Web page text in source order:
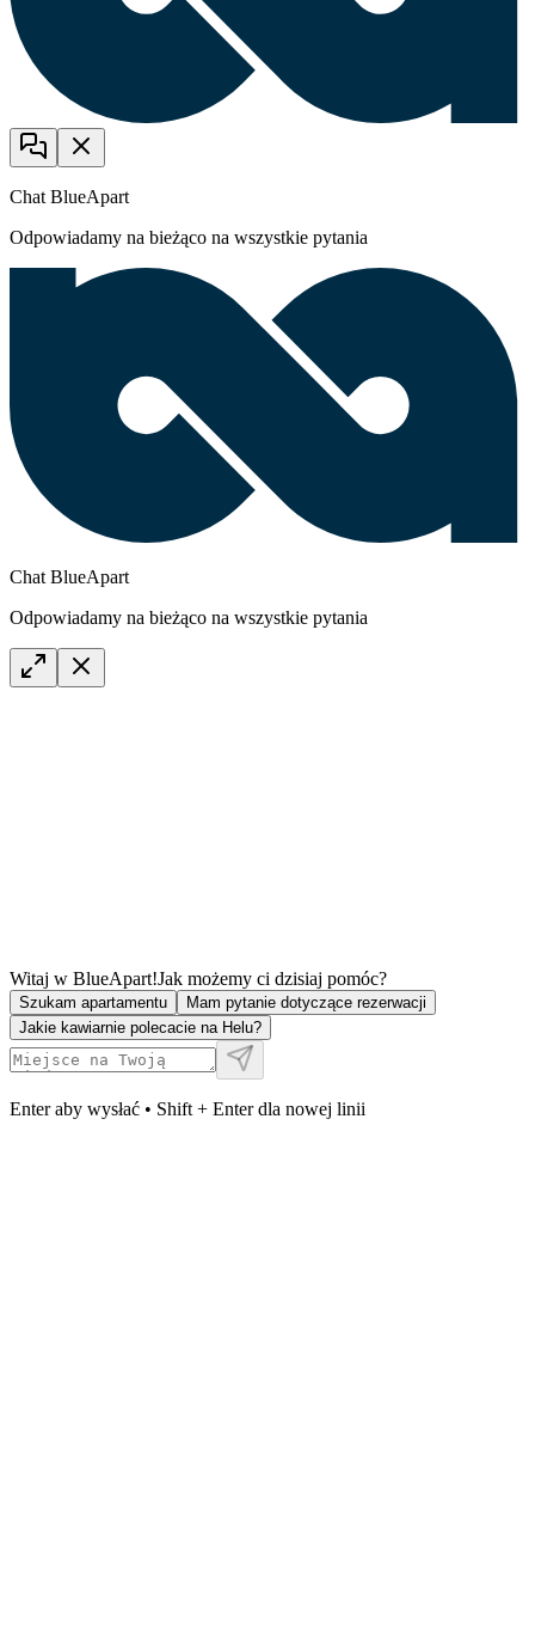
Chat BlueApart
Odpowiadamy na bieżąco na wszystkie pytania
Chat BlueApart
Odpowiadamy na bieżąco na wszystkie pytania
Witaj w BlueApart!Jak możemy ci dzisiaj pomóc?
Szukam apartamentu
Mam pytanie dotyczące rezerwacji
Jakie kawiarnie polecacie na Helu?
Enter aby wysłać • Shift + Enter dla nowej linii